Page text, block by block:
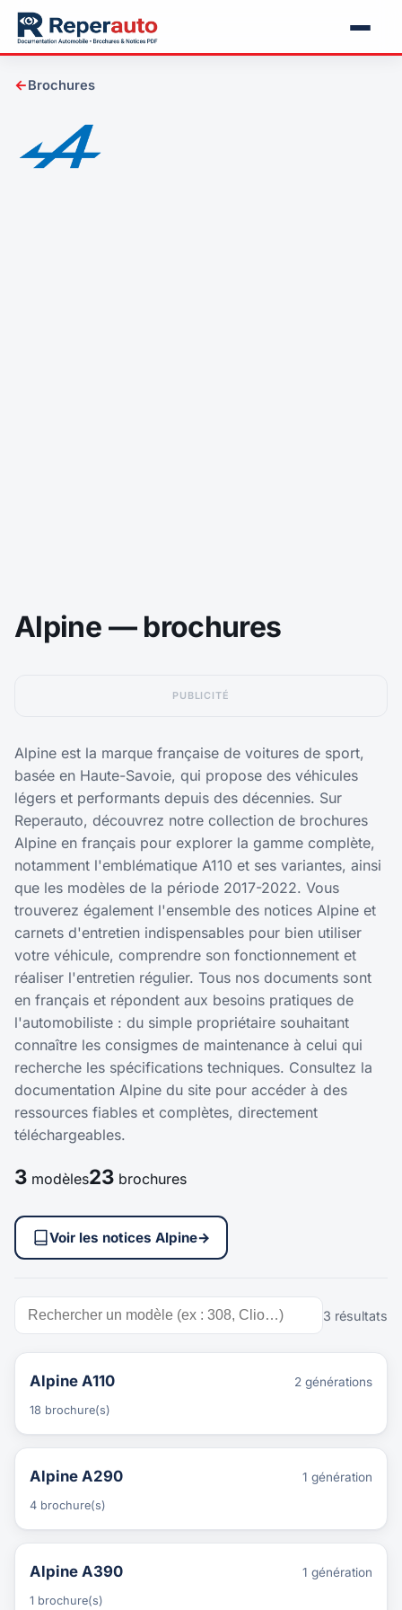
←Brochures
Alpine — brochures
PUBLICITÉ
Alpine est la marque française de voitures de sport,
basée en Haute-Savoie, qui propose des véhicules
légers et performants depuis des décennies. Sur
Reperauto, découvrez notre collection de brochures
Alpine en français pour explorer la gamme complète,
notamment l'emblématique A110 et ses variantes, ainsi
que les modèles de la période 2017-2022. Vous
trouverez également l'ensemble des notices Alpine et
carnets d'entretien indispensables pour bien utiliser
votre véhicule, comprendre son fonctionnement et
réaliser l'entretien régulier. Tous nos documents sont
en français et répondent aux besoins pratiques de
l'automobiliste : du simple propriétaire souhaitant
connaître les consigmes de maintenance à celui qui
recherche les spécifications techniques. Consultez la
documentation Alpine du site pour accéder à des
ressources fiables et complètes, directement
téléchargeables.
3 modèles23 brochures
Voir les notices Alpine→
3 résultats
Alpine A110 2 générations
18 brochure(s)
Alpine A290 1 génération
4 brochure(s)
Alpine A390 1 génération
1 brochure(s)